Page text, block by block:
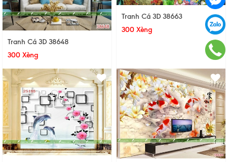
Tranh Cá 3D 38648
300 Xèng
Tranh Cá 3D 38663
300 Xèng